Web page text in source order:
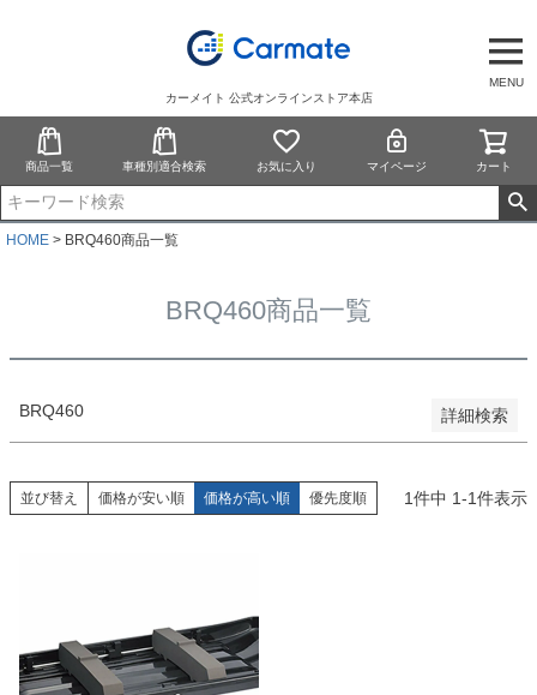
MENU
カーメイト 公式オンラインストア本店
商品一覧 車種別適合検索 お気に入り マイページ カート
HOME BRQ460商品一覧
BRQ460商品一覧
BRQ460 詳細検索
並び順
新着順
登録順
価格が安い順
価格が高い順
キーワードヒット順
検索
並び替え 価格が安い順 価格が高い順 優先度順 1件中 1-1件表示